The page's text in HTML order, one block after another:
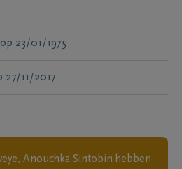
op 23/01/1975
27/11/2017
Anouchka Sintobin hebben